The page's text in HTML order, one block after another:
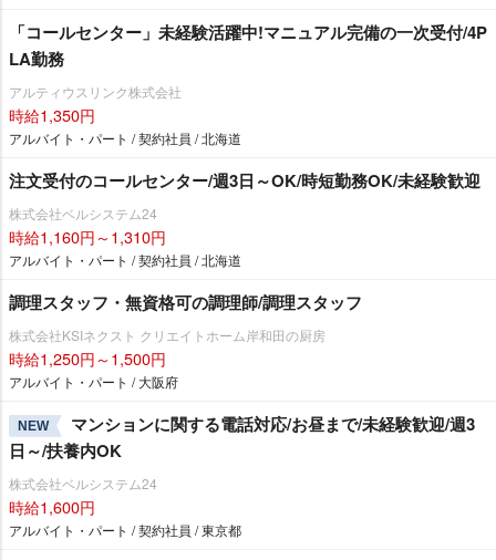
「コールセンター」未経験活躍中!マニュアル完備の一次受付/4P
LA勤務
アルティウスリンク株式会社
時給1,350円
アルバイト・パート / 契約社員 / 北海道
注文受付のコールセンター/週3日～OK/時短勤務OK/未経験歓迎
株式会社ベルシステム24
時給1,160円～1,310円
アルバイト・パート / 契約社員 / 北海道
調理スタッフ・無資格可の調理師/調理スタッフ
株式会社KSIネクスト クリエイトホーム岸和田の厨房
時給1,250円～1,500円
アルバイト・パート / 大阪府
NEW
マンションに関する電話対応/お昼まで/未経験歓迎/週3
日～/扶養内OK
株式会社ベルシステム24
時給1,600円
アルバイト・パート / 契約社員 / 東京都